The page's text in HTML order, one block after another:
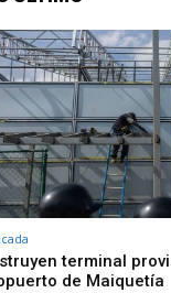
terminal
de Maiquetía